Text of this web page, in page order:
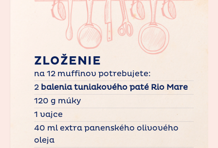
ZLOŽENIE
na 12 muffinov potrebujete:
2 balenia tuniakového paté Rio Mare
120 g múky
1 vajce
40 ml extra panenského olivového
oleja